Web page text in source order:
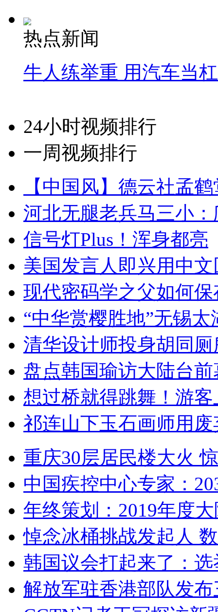
热点新闻
牛人练举重 用汽车当
24小时视频排行
一周视频排行
【中国风】德云社孟
河北无腿老兵马三小
信号灯Plus！浑身都亮
美国发言人即兴用中
现代密码学之父如何
“中华赏樱胜地”无锡
清华设计师投身胡同
盘点韩国瑜访大陆台
想过桥就得跳舞！游客
祁连山下玉石画师用
重庆30层居民楼大火
中国疾控中心专家：
年终策划：2019年度
悼念冰桶挑战发起人
韩国议会打起来了：
解放军驻香港部队发